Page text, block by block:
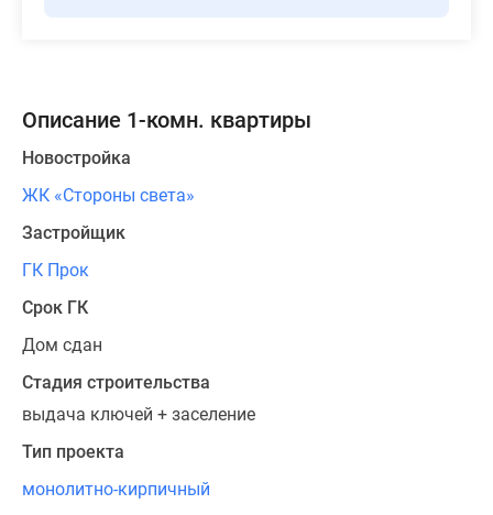
Описание 1-комн. квартиры
Новостройка
ЖК «Стороны света»
Застройщик
ГК Прок
Срок ГК
Дом сдан
Стадия строительства
выдача ключей + заселение
Тип проекта
монолитно-кирпичный